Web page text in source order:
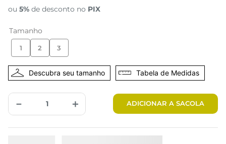
ou 5% de desconto no PIX
Tamanho
1 2 3
Tabela de Medidas
＋
－ ADICIONAR A SACOLA